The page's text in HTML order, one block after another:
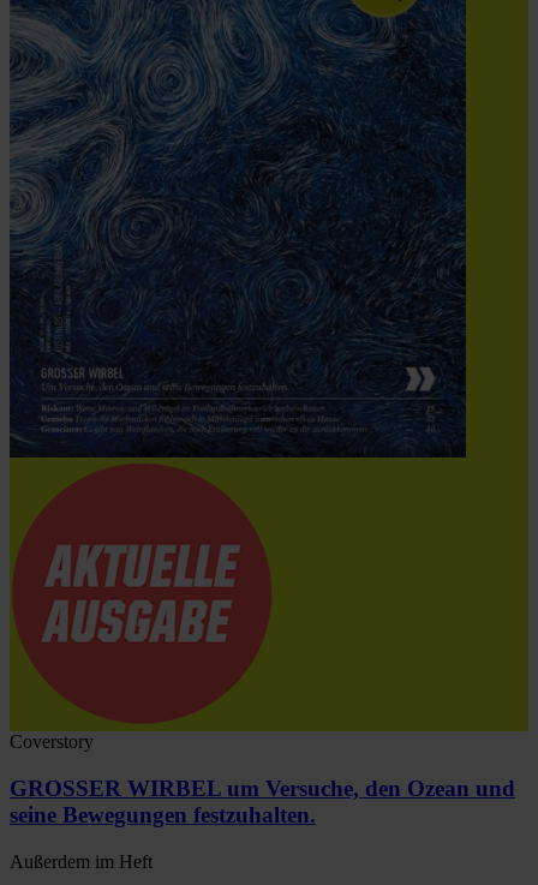
Coverstory
GROSSER WIRBEL um Versuche, den Ozean und
seine Bewegungen festzuhalten.
Außerdem im Heft